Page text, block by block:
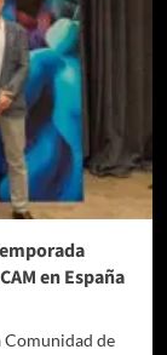
en España
Comunidad de